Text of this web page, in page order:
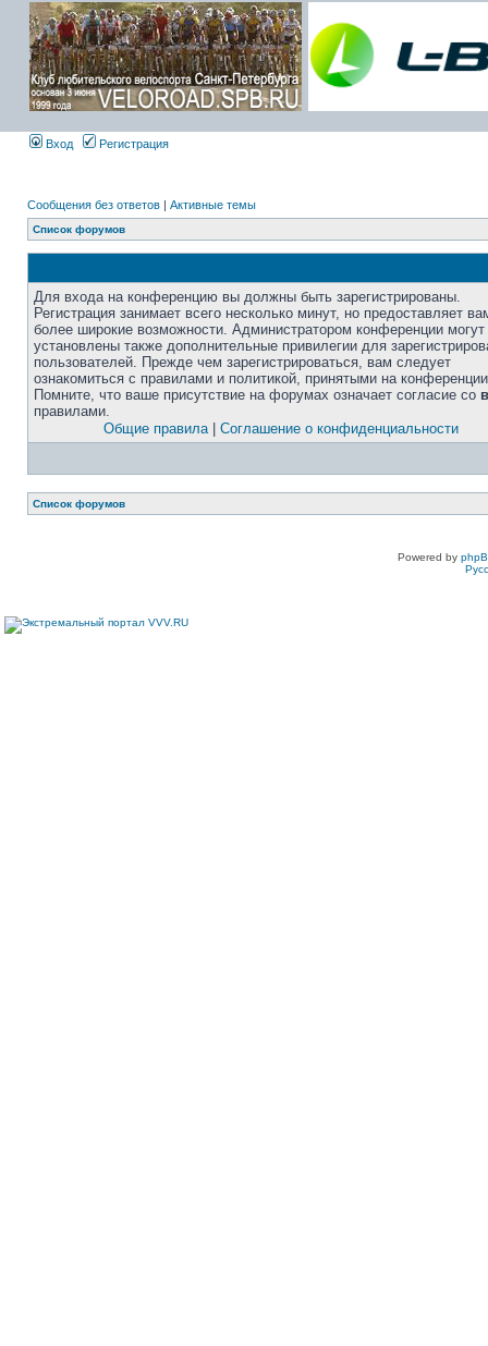
Вход Регистрация
Сообщения без ответов | Активные темы
Список форумов
Для входа на конференцию вы должны быть зарегистрированы.
Регистрация занимает всего несколько минут, но предоставляет
более широкие возможности. Администратором конференции
установлены также дополнительные привилегии для
пользователей. Прежде чем зарегистрироваться, вам следует
ознакомиться с правилами и политикой, принятыми на
Помните, что ваше присутствие на форумах означает согласие со
правилами.
Общие правила| Соглашение о конфиденциальности
Список форумов
Powered by